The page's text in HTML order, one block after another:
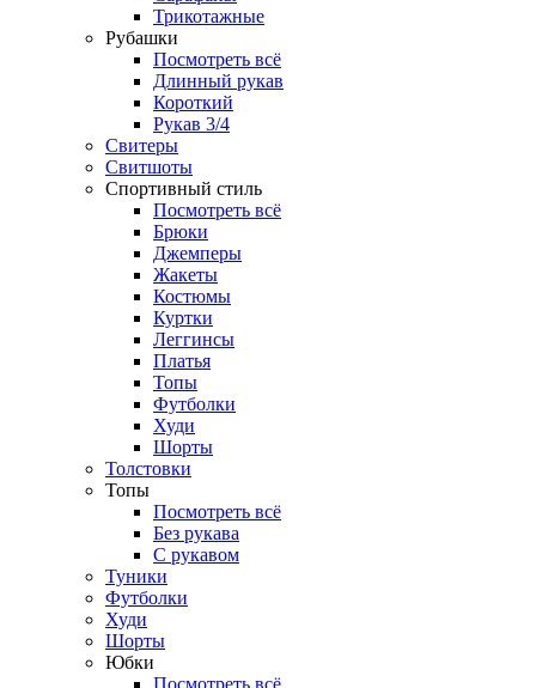
Трикотажные
Рубашки
Посмотреть всё
Длинный рукав
Короткий
Рукав 3/4
Свитеры
Свитшоты
Спортивный стиль
Посмотреть всё
Брюки
Джемперы
Жакеты
Костюмы
Куртки
Леггинсы
Платья
Топы
Футболки
Худи
Шорты
Толстовки
Топы
Посмотреть всё
Без рукава
С рукавом
Туники
Футболки
Худи
Шорты
Юбки
Посмотреть всё